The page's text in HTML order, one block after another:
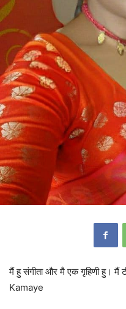
मैं हु संगीता और मै एक गृहिणी हु।
Kamaye